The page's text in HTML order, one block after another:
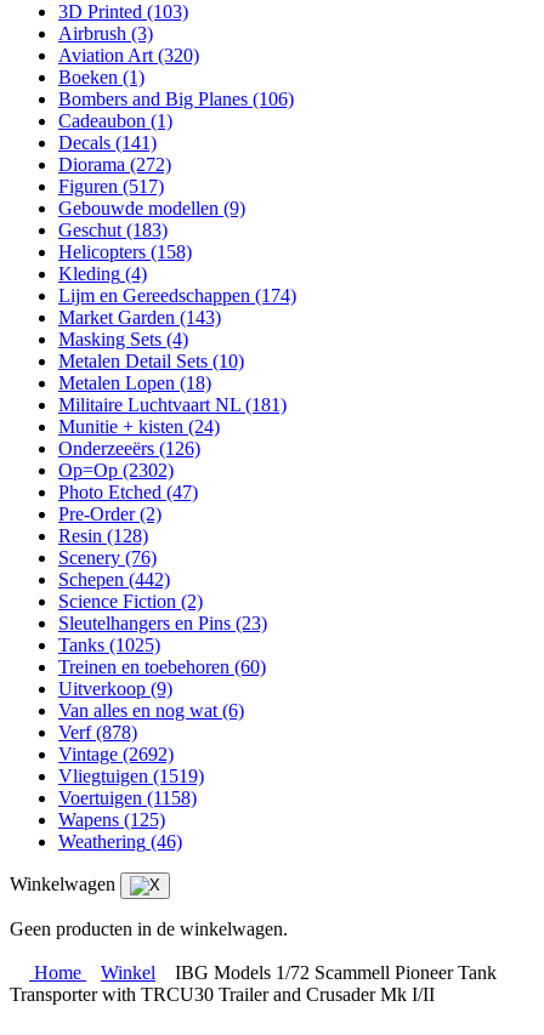
3D Printed (103)
Airbrush (3)
Aviation Art (320)
Boeken (1)
Bombers and Big Planes (106)
Cadeaubon (1)
Decals (141)
Diorama (272)
Figuren (517)
Gebouwde modellen (9)
Geschut (183)
Helicopters (158)
Kleding (4)
Lijm en Gereedschappen (174)
Market Garden (143)
Masking Sets (4)
Metalen Detail Sets (10)
Metalen Lopen (18)
Militaire Luchtvaart NL (181)
Munitie + kisten (24)
Onderzeeërs (126)
Op=Op (2302)
Photo Etched (47)
Pre-Order (2)
Resin (128)
Scenery (76)
Schepen (442)
Science Fiction (2)
Sleutelhangers en Pins (23)
Tanks (1025)
Treinen en toebehoren (60)
Uitverkoop (9)
Van alles en nog wat (6)
Verf (878)
Vintage (2692)
Vliegtuigen (1519)
Voertuigen (1158)
Wapens (125)
Weathering (46)
Winkelwagen
Geen producten in de winkelwagen.
Home Winkel
IBG Models 1/72 Scammell Pioneer Tank
Transporter with TRCU30 Trailer and Crusader Mk I/II